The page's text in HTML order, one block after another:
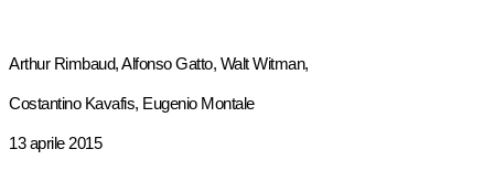
Arthur Rimbaud, Alfonso Gatto, Walt Witman,
Costantino Kavafis, Eugenio Montale
13 aprile 2015